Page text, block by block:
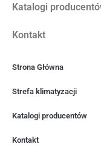
Katalogi
Kontakt
Strona Główna
Strefa klimatyzacji
Katalogi producentów
Kontakt